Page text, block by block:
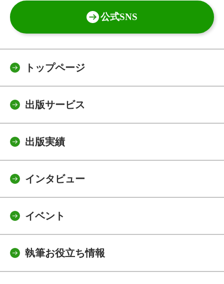
公式SNS
トップページ
出版サービス
出版実績
インタビュー
イベント
執筆お役立ち情報